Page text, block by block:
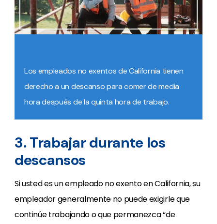
Los empleados no exentos de California tienen
derecho a un descanso para comer de media
hora después de la quinta hora de trabajo.
3. Trabajar durante los
descansos
Si usted es un empleado no exento en California, su
empleador generalmente no puede exigirle que
continúe trabajando o que permanezca “de